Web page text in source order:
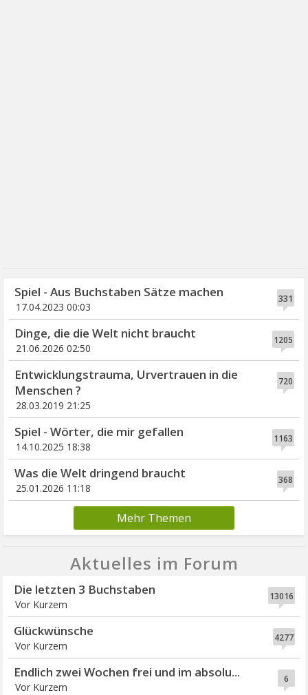
331
Spiel - Aus Buchstaben Sätze machen
17.04.2023 00:03
1205
Dinge, die die Welt nicht braucht
21.06.2026 02:50
720
Entwicklungstrauma, Urvertrauen in die
Menschen ?
28.03.2019 21:25
1163
Spiel - Wörter, die mir gefallen
14.10.2025 18:38
368
Was die Welt dringend braucht
25.01.2026 11:18
Mehr Themen
Aktuelles im Forum
13016
Die letzten 3 Buchstaben
Vor Kurzem
4277
Glückwünsche
Vor Kurzem
6
Endlich zwei Wochen frei und im absolu...
Vor Kurzem